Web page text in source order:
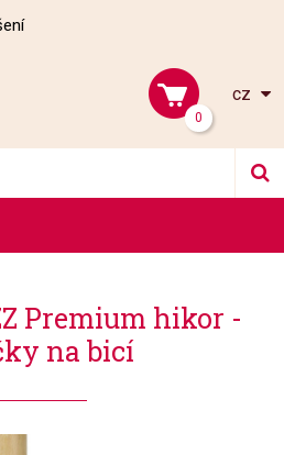
0
cz
Premium hikor -
na bicí